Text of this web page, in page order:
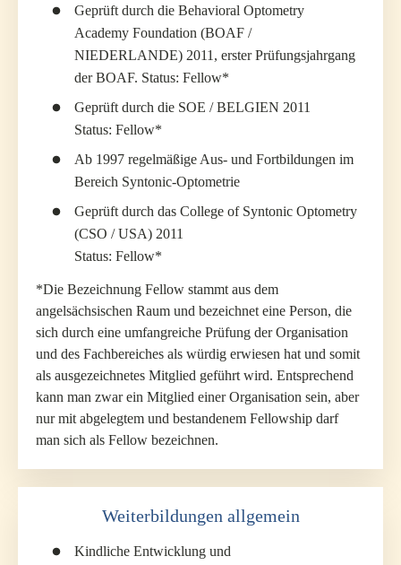
Geprüft durch die Behavioral Optometry
Academy Foundation (BOAF /
NIEDERLANDE) 2011, erster Prüfungsjahrgang
der BOAF. Status: Fellow*
Geprüft durch die SOE / BELGIEN 2011
Status: Fellow*
Ab 1997 regelmäßige Aus- und Fortbildungen im
Bereich Syntonic-Optometrie
Geprüft durch das College of Syntonic Optometry
(CSO / USA) 2011
Status: Fellow*
*Die Bezeichnung Fellow stammt aus dem
angelsächsischen Raum und bezeichnet eine Person, die
sich durch eine umfangreiche Prüfung der Organisation
und des Fachbereiches als würdig erwiesen hat und somit
als ausgezeichnetes Mitglied geführt wird. Entsprechend
kann man zwar ein Mitglied einer Organisation sein, aber
nur mit abgelegtem und bestandenem Fellowship darf
man sich als Fellow bezeichnen.
Weiterbildungen allgemein
Kindliche Entwicklung und